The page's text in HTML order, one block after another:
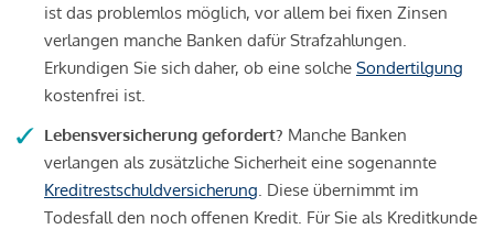
ist das problemlos möglich, vor allem bei fixen Zinsen
verlangen manche Banken dafür Strafzahlungen.
Erkundigen Sie sich daher, ob eine solche Sondertilgung
kostenfrei ist.
Lebensversicherung gefordert? Manche Banken
verlangen als zusätzliche Sicherheit eine sogenannte
Kreditrestschuldversicherung. Diese übernimmt im
Todesfall den noch offenen Kredit. Für Sie als Kreditkunde